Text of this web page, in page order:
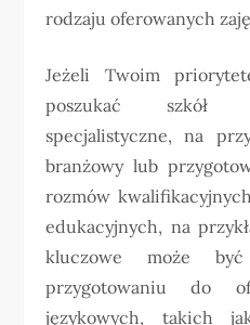
rodzaju oferowanych
Jeżeli Twoim
poszukać szkół
specjalistyczne, na
branżowy lub
rozmów
edukacyjnych, na
kluczowe może
przygotowaniu do
językowych, takich